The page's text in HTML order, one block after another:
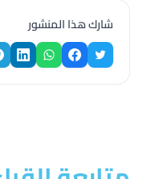
شارك هذا المنشور